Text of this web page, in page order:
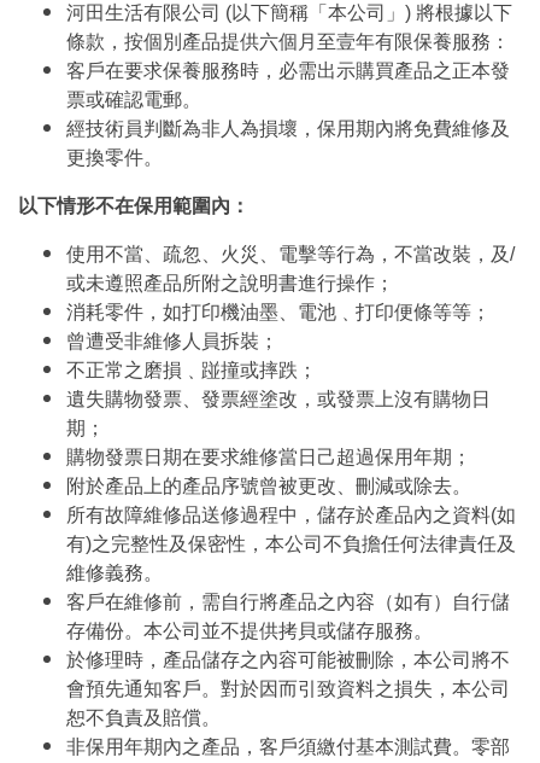
河田生活有限公司 (以下簡稱「本公司」) 將根據以下
條款，按個別產品提供六個月至壹年有限保養服務：
客戶在要求保養服務時，必需出示購買產品之正本發
票或確認電郵。
經技術員判斷為非人為損壞，保用期內將免費維修及
更換零件。
以下情形不在保用範圍內：
使用不當、疏忽、火災、電擊等行為，不當改裝，及/
或未遵照產品所附之說明書進行操作；
消耗零件，如打印機油墨、電池﹑打印便條等等；
曾遭受非維修人員拆裝；
不正常之磨損﹑踫撞或摔跌；
遺失購物發票、發票經塗改，或發票上沒有購物日
期；
購物發票日期在要求維修當日己超過保用年期；
附於產品上的產品序號曾被更改、刪減或除去。
所有故障維修品送修過程中，儲存於產品內之資料(如
有)之完整性及保密性，本公司不負擔任何法律責任及
維修義務。
客戶在維修前，需自行將產品之內容（如有）自行儲
存備份。本公司並不提供拷貝或儲存服務。
於修理時，產品儲存之內容可能被刪除，本公司將不
會預先通知客戶。對於因而引致資料之損失，本公司
恕不負責及賠償。
非保用年期內之產品，客戶須繳付基本測試費。零部